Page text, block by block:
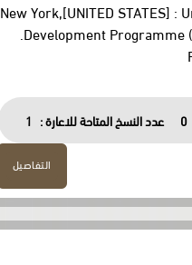
New York,[UNITED STATES] :
Development Programme
0 عدد النسخ المتاحة للاعارة : 1
التفاصيل